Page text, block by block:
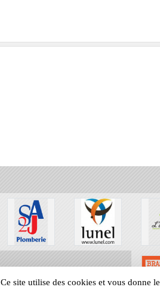
Ce site utilise des cookies et vous donne